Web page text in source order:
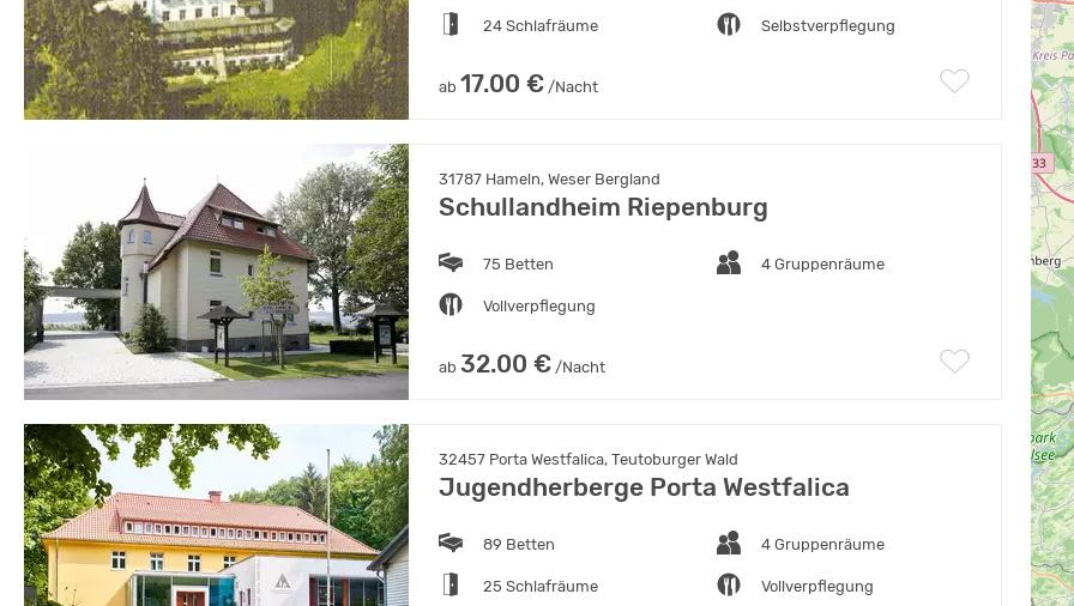
24 Schlafräume Selbstverpflegung
ab 17.00 € /Nacht
31787 Hameln, Weser Bergland
Schullandheim Riepenburg
75 Betten 4 Gruppenräume
Vollverpflegung
ab 32.00 € /Nacht
32457 Porta Westfalica, Teutoburger Wald
Jugendherberge Porta Westfalica
89 Betten 4 Gruppenräume
25 Schlafräume Vollverpflegung